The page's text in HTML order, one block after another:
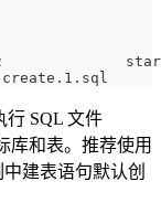
行 SQL 文件
库和表。推荐使用
建表语句默认创